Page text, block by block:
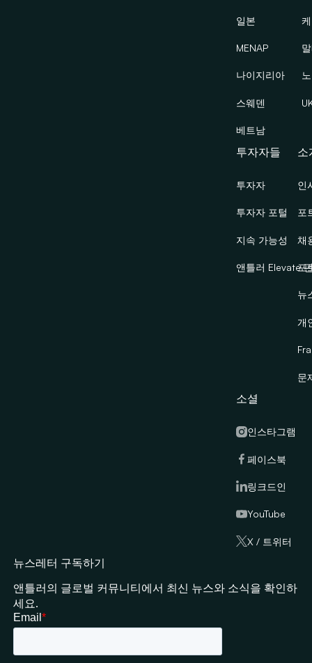
일본
MENAP
나이지리아
스웨덴
베트남
투자자들
투자자
투자자 포털
지속 가능성
앤틀러 Elevate
소
인
포
채
포
뉴
개
문
소셜
인스타그램
페이스북
링크드인
YouTube
X / 트위터
뉴스레터 구독하기
앤틀러의 글로벌 커뮤니티에서 최신 뉴스와 소식을 확인하
세요.